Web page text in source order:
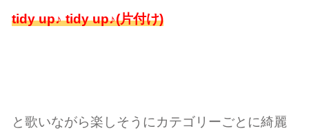
tidy up♪ tidy up♪(片付け)
と歌いながら楽しそうにカテゴリーごとに綺麗